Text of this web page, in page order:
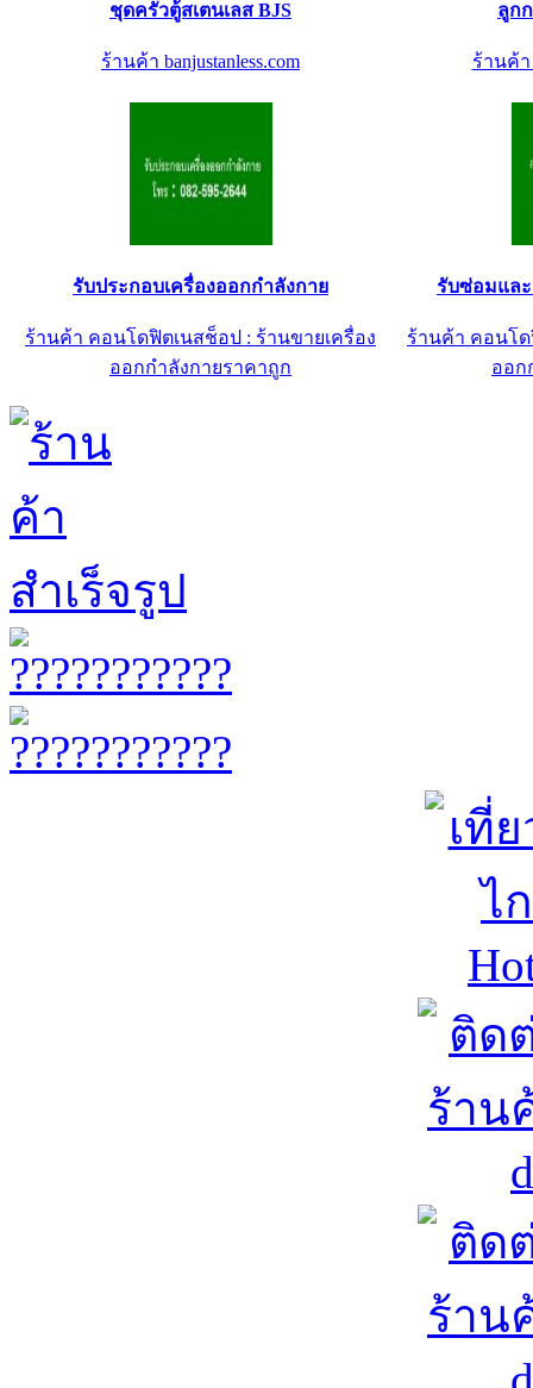
ชุดครัวตู้สเตนเลส BJS
ร้านค้า banjustanless.com
ลูก
ร้านค้
รับประกอบเครื่องออกกำลังกาย
ร้านค้า คอนโดฟิตเนสช็อป : ร้านขายเครื่อง
ออกกำลังกายราคาถูก
รับซ่อมและ
ร้านค้า คอนโด
ออก